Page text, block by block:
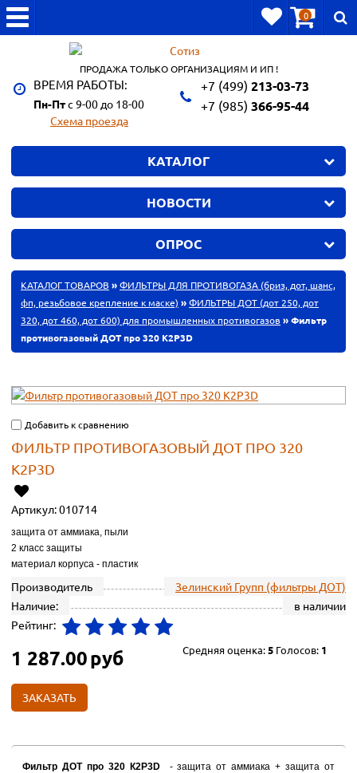
0
ПРОДАЖА ТОЛЬКО ОРГАНИЗАЦИЯМ И ИП !
ВРЕМЯ РАБОТЫ:
Пн-Птс 9-00 до 18-00
Схема проезда
+7 (499) 213-03-73
+7 (985) 366-95-44
КАТАЛОГ
НОВОСТИ
ОПРОС
КАТАЛОГ ТОВАРОВ »ФИЛЬТРЫ ДЛЯ ПРОТИВОГАЗА (бриз, дот, шанс,
фп, резьбовое крепление к маске) »ФИЛЬТРЫ ДОТ (дот 250, дот
320, дот 460, дот 600) для промышленных противогазов » Фильтр
противогазовый ДОТ про 320 K2P3D
Добавить к сравнению
ФИЛЬТР ПРОТИВОГАЗОВЫЙ ДОТ ПРО 320
K2P3D
Артикул:010714
защита от аммиака, пыли
2 класс защиты
материал корпуса - пластик
Производитель
Зелинский Групп (фильтры ДОТ)
Наличие:
в наличии
Рейтинг:
Средняя оценка:5 Голосов: 1
1 287.00руб
ЗАКАЗАТЬ
Фильтр ДОТ про 320 К2Р3D- защита от аммиака + защита от